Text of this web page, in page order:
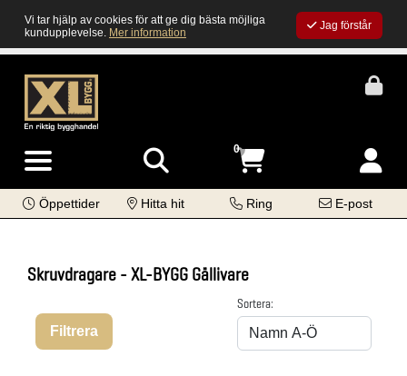
Vi tar hjälp av cookies för att ge dig bästa möjliga
kundupplevelse. Mer information
Jag förstår
0
Öppettider Hitta hit Ring E-post
Skruvdragare - XL-BYGG Gällivare
Filtrera
Sortera: